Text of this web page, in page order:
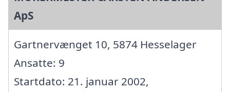
ApS
Gartnervænget 10, 5874 Hesselager
Ansatte: 9
Startdato: 21. januar 2002,